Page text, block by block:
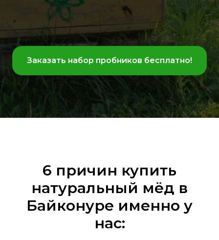
Заказать набор пробников бесплатно!
6 причин купить
натуральный мёд в
Байконуре именно у
нас: